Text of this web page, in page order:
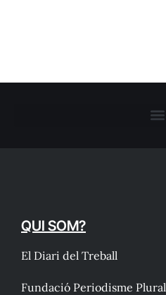
QUI SOM?
El Diari del Treball
Fundació Periodisme Plural